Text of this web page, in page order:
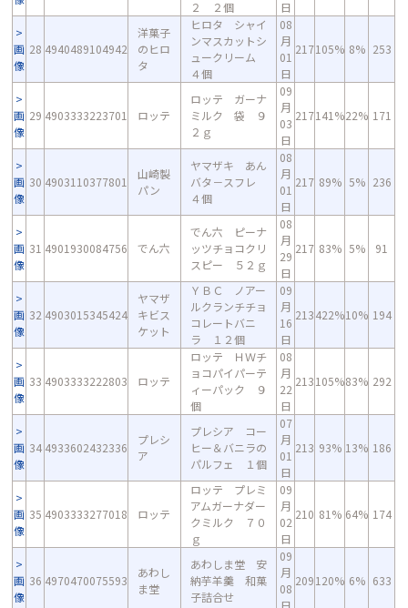
２ ２個 日
画
像
28 4940489104942
洋菓子
のヒロ
タ
ヒロタ シャイ
ンマスカットシ
ュークリーム
４個
08
月
01
日
217105% 8% 253
画
像
29 4903333223701 ロッテ
ロッテ ガーナ
ミルク 袋 ９
２ｇ
09
月
03
日
217141%22% 171
画
像
30 4903110377801
山崎製
パン
ヤマザキ あん
バタ－スフレ
４個
08
月
01
日
217 89% 5% 236
画
像
31 4901930084756 でん六
でん六 ピーナ
ッツチョコクリ
スピー ５２ｇ
08
月
29
日
217 83% 5% 91
画
像
32 4903015345424
ヤマザ
キビス
ケット
ＹＢＣ ノアー
ルクランチチョ
コレートバニ
ラ １２個
09
月
16
日
213422%10% 194
画
像
33 4903333222803 ロッテ
ロッテ ＨＷチ
ョコパイパーテ
ィーパック ９
個
08
月
22
日
213105%83% 292
画
像
34 4933602432336
プレシ
ア
プレシア コー
ヒー＆バニラの
パルフェ １個
07
月
01
日
213 93% 13% 186
画
像
35 4903333277018 ロッテ
ロッテ プレミ
アムガーナダー
クミルク ７０
ｇ
09
月
02
日
210 81% 64% 174
画
像
36 4970470075593
あわし
ま堂
あわしま堂 安
納芋羊羹 和菓
子詰合せ
09
月
08
日
209120% 6% 633